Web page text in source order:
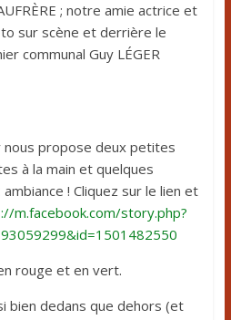
; notre amie actrice et
sur scène et derrière le
communal Guy LÉGER
nous propose deux petites
à la main et quelques
! Cliquez sur le lien et
m.facebook.com/story.php?
rouge et en vert.
bien dedans que dehors (et